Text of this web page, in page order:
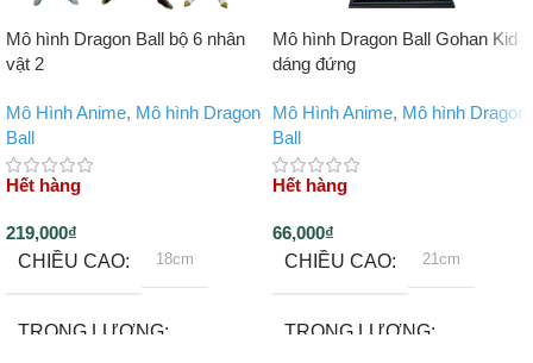
Mô hình Dragon Ball bộ 6 nhân
vật 2
Mô Hình Anime, Mô hình Dragon
Ball
Hết hàng
219,000₫
CHIỀU CAO
18cm
TRỌNG LƯỢNG
Mô hình Dragon Ball Gohan Kid
dáng đứng
Mô Hình Anime, Mô hình Dragon
Ball
Hết hàng
66,000₫
CHIỀU CAO
21cm
TRỌNG LƯỢNG